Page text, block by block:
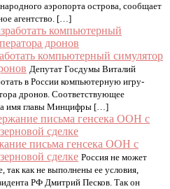
аэропорта острова, сообщает
агентство. […]
компьютерный симулятор
Депутат Госдумы Виталий
в России компьютерную игру-
дронов. Соответствующее
имя главы Минцифры […]
письма генсека ООН с
сделке Россия не может
так как не выполнены ее условия,
РФ Дмитрий Песков. Так он